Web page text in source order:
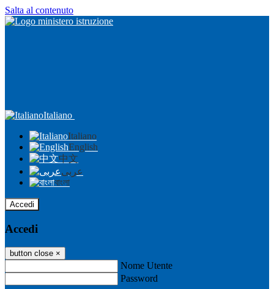
Salta al contenuto
Italiano
Italiano
English
中文
عربى
বাংলা
Accedi
Accedi
button close ×
Nome Utente
Password